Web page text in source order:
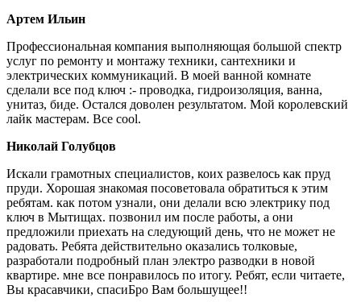
Артем Ильин
Профессиональная компания выполняющая большой спектр
услуг по ремонту и монтажу техники, сантехники и
электрических коммуникаций. В моей ванной комнате
сделали все под ключ :- проводка, гидроизоляция, ванна,
унитаз, биде. Остался доволен результатом. Мой королевский
лайк мастерам. Все cool.
Николай Голубцов
Искали грамотных специалистов, коих развелось как пруд
пруди. Хорошая знакомая посоветовала обратиться к этим
ребятам. как потом узнали, они делали всю электрику под
ключ в Мытищах. позвонил им после работы, а они
предложили приехать на следующий день, что не может не
радовать. Ребята действительно оказались толковые,
разработали подробный план электро разводки в новой
квартире. мне все понравилось по итогу. Ребят, если читаете,
Вы красавчики, спасиБро Вам большущее!!